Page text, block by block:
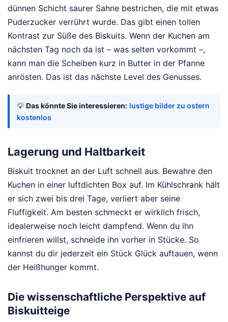
dünnen Schicht saurer Sahne bestrichen, die mit etwas
Puderzucker verrührt wurde. Das gibt einen tollen
Kontrast zur Süße des Biskuits. Wenn der Kuchen am
nächsten Tag noch da ist – was selten vorkommt –,
kann man die Scheiben kurz in Butter in der Pfanne
anrösten. Das ist das nächste Level des Genusses.
💡 Das könnte Sie interessieren: lustige bilder zu ostern
kostenlos
Lagerung und Haltbarkeit
Biskuit trocknet an der Luft schnell aus. Bewahre den
Kuchen in einer luftdichten Box auf. Im Kühlschrank hält
er sich zwei bis drei Tage, verliert aber seine
Fluffigkeit. Am besten schmeckt er wirklich frisch,
idealerweise noch leicht dampfend. Wenn du ihn
einfrieren willst, schneide ihn vorher in Stücke. So
kannst du dir jederzeit ein Stück Glück auftauen, wenn
der Heißhunger kommt.
Die wissenschaftliche Perspektive auf
Biskuitteige